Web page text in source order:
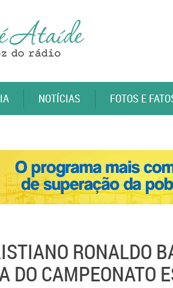
NOTÍCIAS FOTOS E
RONALDO
DO CAMPEONATO